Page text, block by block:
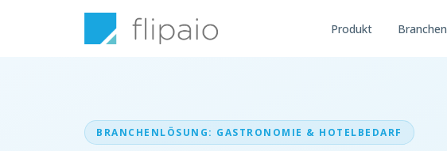
Produkt Branchen
BRANCHENLÖSUNG: GASTRONOMIE & HOTELBEDARF